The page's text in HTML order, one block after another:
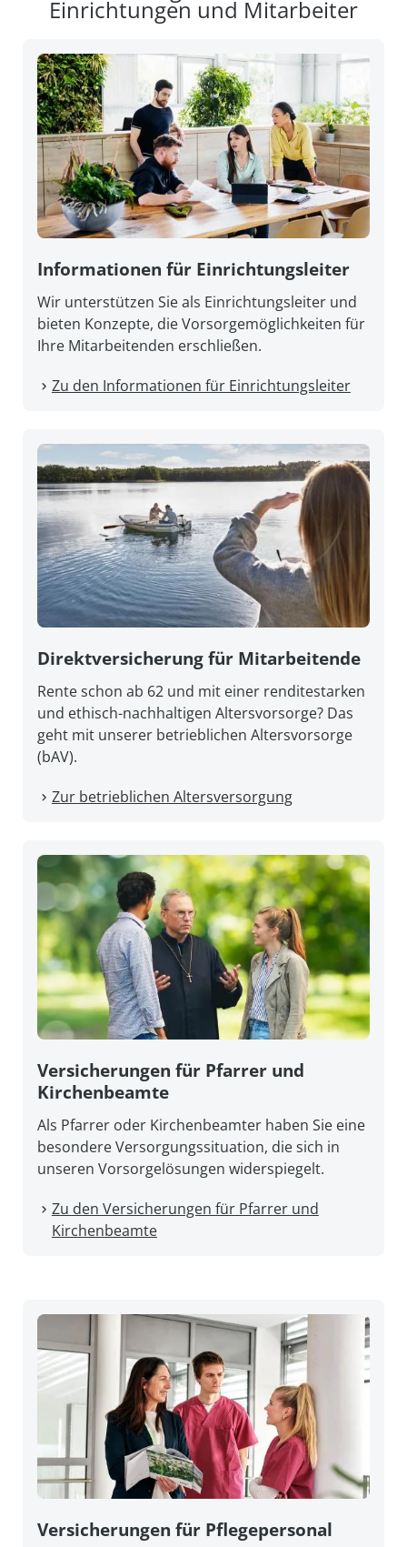
Einrichtungen und Mitarbeiter
Informationen für Einrichtungsleiter
Wir unterstützen Sie als Einrichtungsleiter und
bieten Konzepte, die Vorsorgemöglichkeiten für
Ihre Mitarbeitenden erschließen.
Zu den Informationen für Einrichtungsleiter
Direkt­versicherung für Mitarbeitende
Rente schon ab 62 und mit einer renditestarken
und ethisch-nachhaltigen Altersvorsorge? Das
geht mit unserer betrieblichen Altersvorsorge
(bAV).
Zur betrieblichen Altersversorgung
Versicherungen für Pfarrer und
Kirchenbeamte
Als Pfarrer oder Kirchenbeamter haben Sie eine
besondere Versorgungssituation, die sich in
unseren Vorsorgelösungen widerspiegelt.
Zu den Versicherungen für Pfarrer und
Kirchenbeamte
Versicherungen für Pflegepersonal